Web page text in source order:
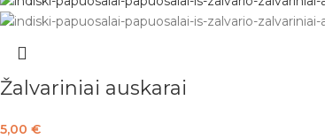
Žalvariniai auskarai
5,00 €